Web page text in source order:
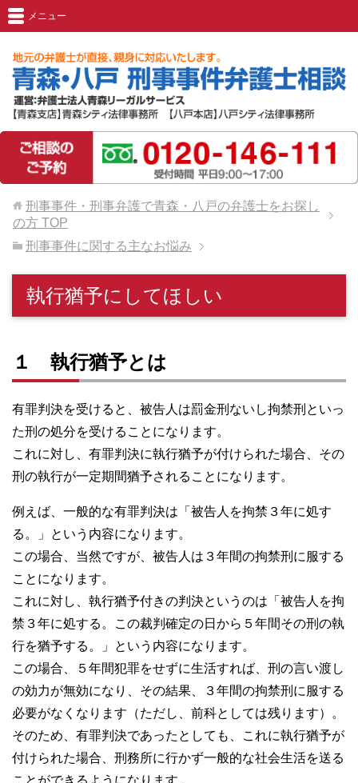
メニュー
刑事事件・刑事弁護で青森・八戸の弁護士をお探し
の方 TOP
刑事事件に関する主なお悩み
執行猶予にしてほしい
１ 執行猶予とは
有罪判決を受けると、被告人は罰金刑ないし拘禁刑といっ
た刑の処分を受けることになります。
これに対し、有罪判決に執行猶予が付けられた場合、その
刑の執行が一定期間猶予されることになります。
例えば、一般的な有罪判決は「被告人を拘禁３年に処す
る。」という内容になります。
この場合、当然ですが、被告人は３年間の拘禁刑に服する
ことになります。
これに対し、執行猶予付きの判決というのは「被告人を拘
禁３年に処する。この裁判確定の日から５年間その刑の執
行を猶予する。」という内容になります。
この場合、５年間犯罪をせずに生活すれば、刑の言い渡し
の効力が無効になり、その結果、３年間の拘禁刑に服する
必要がなくなります（ただし、前科としては残ります）。
そのため、有罪判決であったとしても、これに執行猶予が
付けられた場合、刑務所に行かず一般的な社会生活を送る
ことができるようになります。